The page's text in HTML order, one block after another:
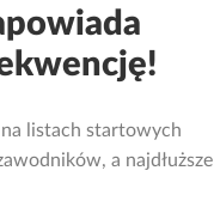
listach startowych
a najdłuższe